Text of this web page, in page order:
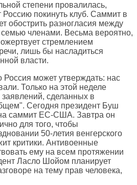
степени провалилась,
Россию покинуть клуб. Саммит в
обострить разногласия между
членами. Весьма вероятно,
стремлением
лишь бы насладиться
власти.
Россия может утверждать: нас
Только на этой неделе
сделанных в
Сегодня президент Буш
саммит ЕС-США. Завтра он
для того, чтобы
50-летия венгерского
критики. Антивоенные
ему на всем протяжении
Ласло Шойом планирует
на тему прав человека,